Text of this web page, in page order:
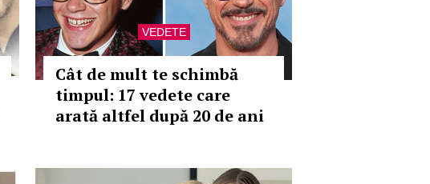
VEDETE
Cât de mult te schimbă
timpul: 17 vedete care
arată altfel după 20 de ani